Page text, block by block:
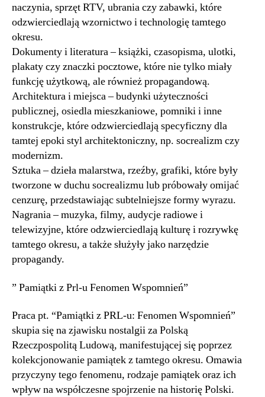
naczynia, sprzęt RTV, ubrania czy zabawki, które
odzwierciedlają wzornictwo i technologię tamtego
okresu.
Dokumenty i literatura – książki, czasopisma, ulotki,
plakaty czy znaczki pocztowe, które nie tylko miały
funkcję użytkową, ale również propagandową.
Architektura i miejsca – budynki użyteczności
publicznej, osiedla mieszkaniowe, pomniki i inne
konstrukcje, które odzwierciedlają specyficzny dla
tamtej epoki styl architektoniczny, np. socrealizm czy
modernizm.
Sztuka – dzieła malarstwa, rzeźby, grafiki, które były
tworzone w duchu socrealizmu lub próbowały omijać
cenzurę, przedstawiając subtelniejsze formy wyrazu.
Nagrania – muzyka, filmy, audycje radiowe i
telewizyjne, które odzwierciedlają kulturę i rozrywkę
tamtego okresu, a także służyły jako narzędzie
propagandy.
” Pamiątki z Prl-u Fenomen Wspomnień”
Praca pt. “Pamiątki z PRL-u: Fenomen Wspomnień”
skupia się na zjawisku nostalgii za Polską
Rzeczpospolitą Ludową, manifestującej się poprzez
kolekcjonowanie pamiątek z tamtego okresu. Omawia
przyczyny tego fenomenu, rodzaje pamiątek oraz ich
wpływ na współczesne spojrzenie na historię Polski.